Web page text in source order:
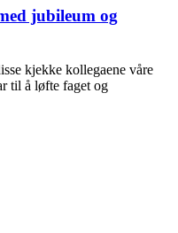
jubileum og
kjekke kollegaene våre
til å løfte faget og